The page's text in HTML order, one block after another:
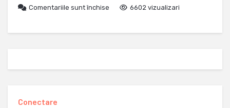
Comentariile sunt închise
6602 vizualizari
Conectare